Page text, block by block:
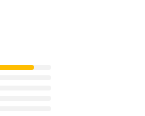
livsstil
och bekväma
bra passform för